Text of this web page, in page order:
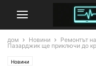
дом Новини
Ремонтът
Пазарджик ще приключи до
Новини